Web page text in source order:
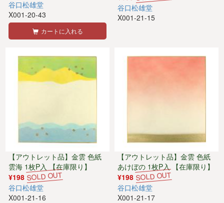
谷口松雄堂
X001-20-43
カートに入れる
谷口松雄堂
X001-21-15
【アウトレット品】金雲 色紙
雲海 1枚P入 【在庫限り】
¥198
谷口松雄堂
X001-21-16
【アウトレット品】金雲 色紙
あけぼの 1枚P入 【在庫限り】
¥198
谷口松雄堂
X001-21-17